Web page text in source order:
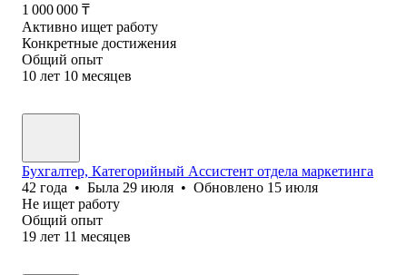
1 000 000 ₸
Активно ищет работу
Конкретные достижения
Общий опыт
10 лет 10 месяцев
Бухгалтер, Категорийный Ассистент отдела маркетинга
42 года • Была 29 июля • Обновлено 15 июля
Не ищет работу
Общий опыт
19 лет 11 месяцев